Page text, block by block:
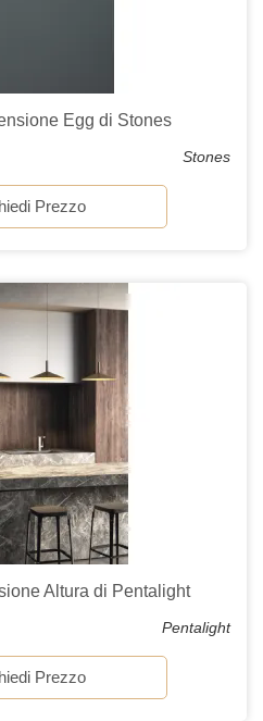
Egg di Stones
Stones
Prezzo
Altura di Pentalight
Pentalight
Prezzo